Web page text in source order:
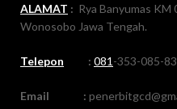
ALAMAT : Rya Banyumas
Wonosobo Jawa Tengah.
Telepon : 081 -353-085-
Email :